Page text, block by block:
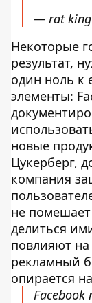
— rat king
Некоторые
результат,
один ноль к
элементы:
новые
Цукерберг,
компания
не
делиться
повлияют
рекламный
опирается